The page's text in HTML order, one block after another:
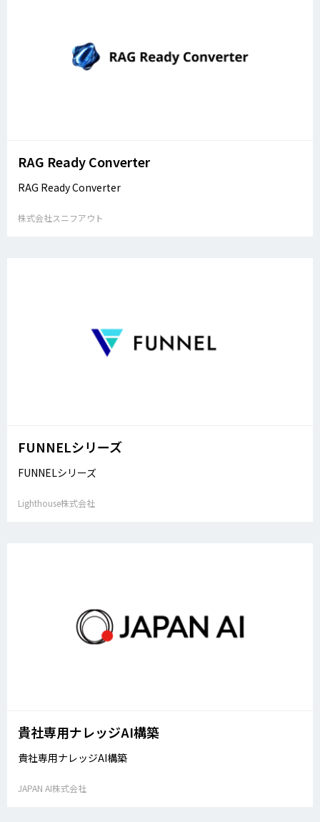
RAG Ready Converter
RAG Ready Converter
株式会社スニフアウト
FUNNELシリーズ
FUNNELシリーズ
Lighthouse株式会社
貴社専用ナレッジAI構築
貴社専用ナレッジAI構築
JAPAN AI株式会社